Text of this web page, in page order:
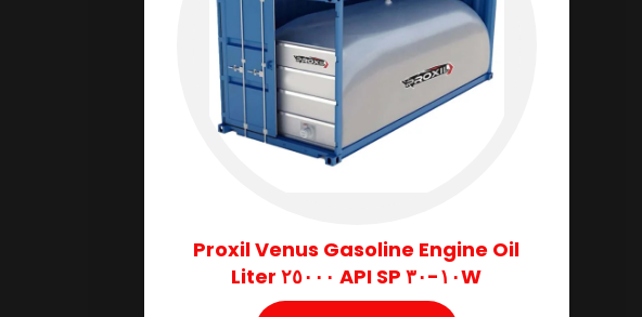
Proxil Venus Gasoline Engine Oil
١٠W-٣٠ API SP ٢٥٠٠٠ Liter